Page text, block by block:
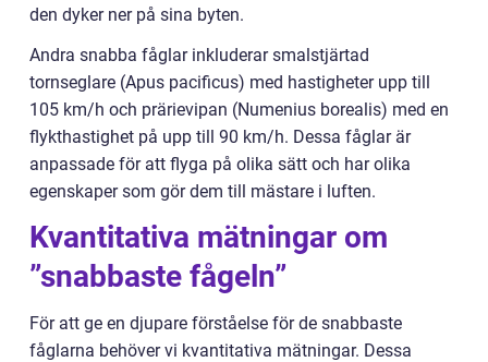
den dyker ner på sina byten.
Andra snabba fåglar inkluderar smalstjärtad
tornseglare (Apus pacificus) med hastigheter upp till
105 km/h och prärievipan (Numenius borealis) med en
flykthastighet på upp till 90 km/h. Dessa fåglar är
anpassade för att flyga på olika sätt och har olika
egenskaper som gör dem till mästare i luften.
Kvantitativa mätningar om
”snabbaste fågeln”
För att ge en djupare förståelse för de snabbaste
fåglarna behöver vi kvantitativa mätningar. Dessa